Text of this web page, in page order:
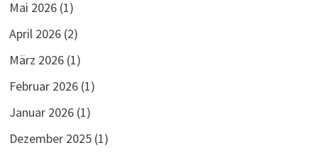
Mai 2026(1)
April 2026(2)
März 2026(1)
Februar 2026(1)
Januar 2026(1)
Dezember 2025(1)